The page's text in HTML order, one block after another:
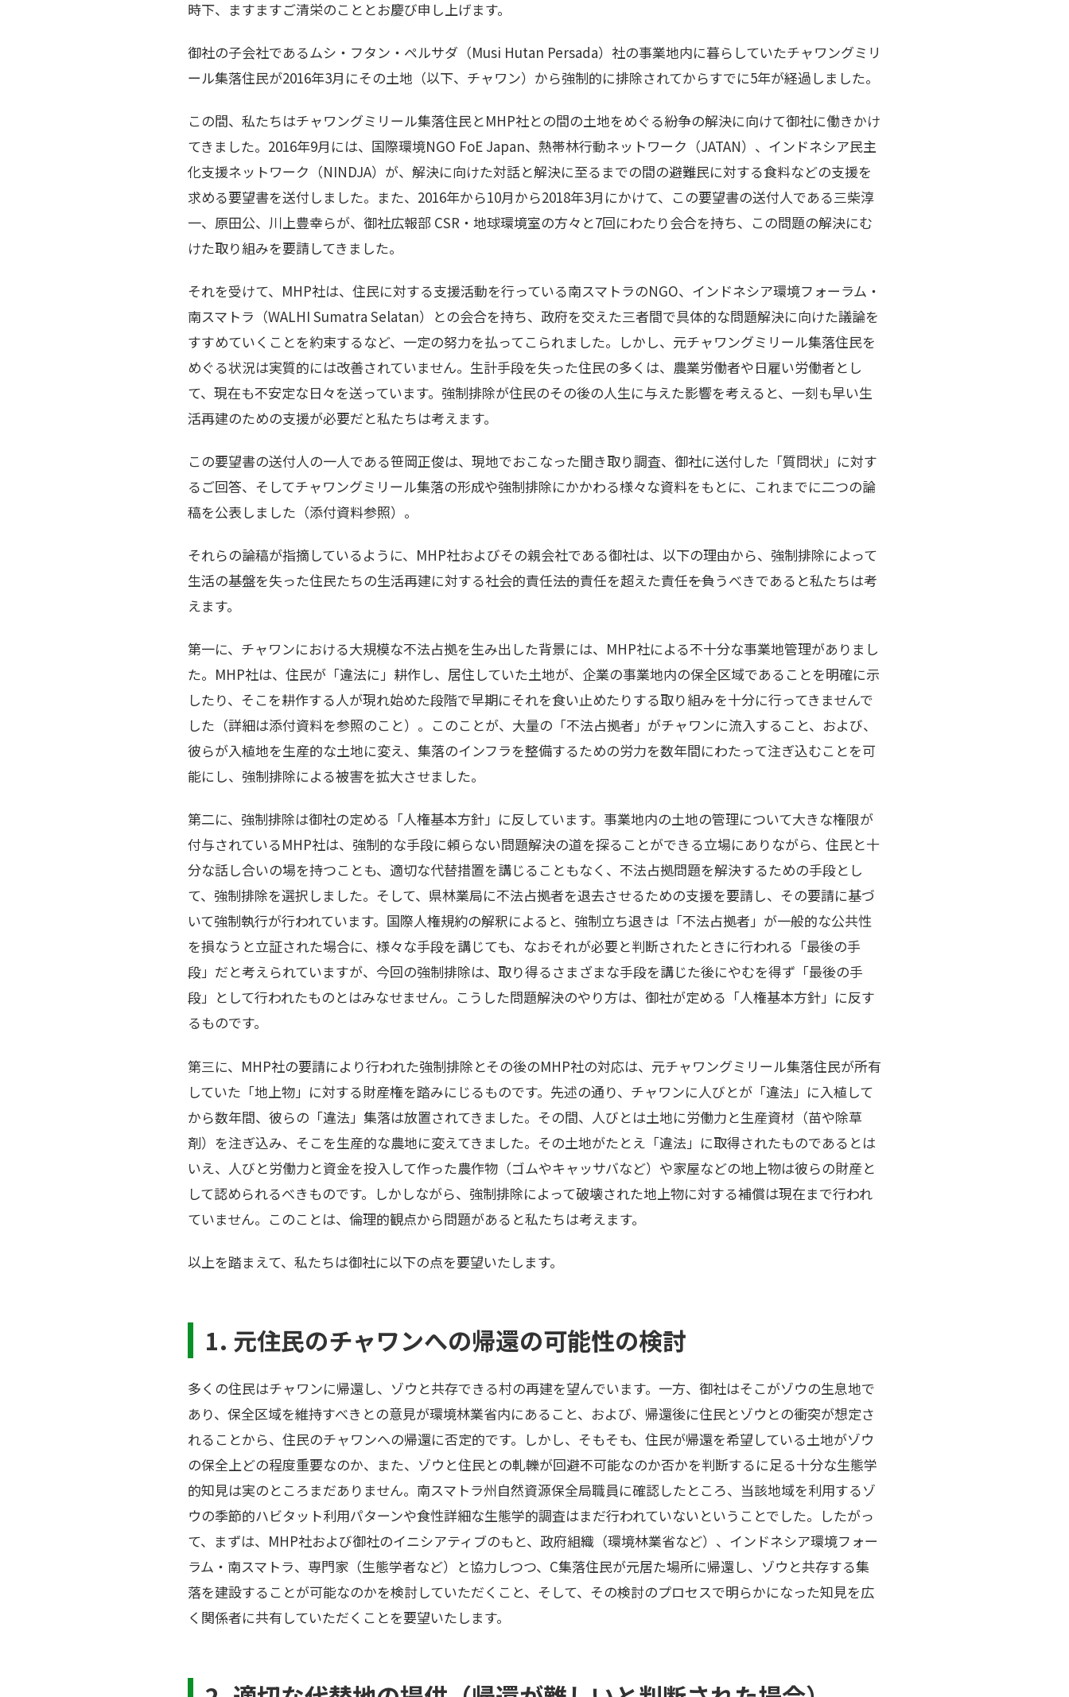
時下、ますますご清栄のこととお慶び申し上げます。
御社の子会社であるムシ・フタン・ペルサダ（Musi Hutan Persada）社の事業地内に暮らしていたチャワングミリ
ール集落住民が2016年3月にその土地（以下、チャワン）から強制的に排除されてからすでに5年が経過しました。
この間、私たちはチャワングミリール集落住民とMHP社との間の土地をめぐる紛争の解決に向けて御社に働きかけ
てきました。2016年9月には、国際環境NGO FoE Japan、熱帯林行動ネットワーク（JATAN）、インドネシア民主
化支援ネットワーク（NINDJA）が、解決に向けた対話と解決に至るまでの間の避難民に対する食料などの支援を
求める要望書を送付しました。また、2016年から10月から2018年3月にかけて、この要望書の送付人である三柴淳
一、原田公、川上豊幸らが、御社広報部 CSR・地球環境室の方々と7回にわたり会合を持ち、この問題の解決にむ
けた取り組みを要請してきました。
それを受けて、MHP社は、住民に対する支援活動を行っている南スマトラのNGO、インドネシア環境フォーラム・
南スマトラ（WALHI Sumatra Selatan）との会合を持ち、政府を交えた三者間で具体的な問題解決に向けた議論を
すすめていくことを約束するなど、一定の努力を払ってこられました。しかし、元チャワングミリール集落住民を
めぐる状況は実質的には改善されていません。生計手段を失った住民の多くは、農業労働者や日雇い労働者とし
て、現在も不安定な日々を送っています。強制排除が住民のその後の人生に与えた影響を考えると、一刻も早い生
活再建のための支援が必要だと私たちは考えます。
この要望書の送付人の一人である笹岡正俊は、現地でおこなった聞き取り調査、御社に送付した「質問状」に対す
るご回答、そしてチャワングミリール集落の形成や強制排除にかかわる様々な資料をもとに、これまでに二つの論
稿を公表しました（添付資料参照）。
それらの論稿が指摘しているように、MHP社およびその親会社である御社は、以下の理由から、強制排除によって
生活の基盤を失った住民たちの生活再建に対する社会的責任――法的責任を超えた責任――を負うべきであると私たちは考
えます。
第一に、チャワンにおける大規模な不法占拠を生み出した背景には、MHP社による不十分な事業地管理がありまし
た。MHP社は、住民が「違法に」耕作し、居住していた土地が、企業の事業地内の保全区域であることを明確に示
したり、そこを耕作する人が現れ始めた段階で早期にそれを食い止めたりする取り組みを十分に行ってきませんで
した（詳細は添付資料を参照のこと）。このことが、大量の「不法占拠者」がチャワンに流入すること、および、
彼らが入植地を生産的な土地に変え、集落のインフラを整備するための労力を数年間にわたって注ぎ込むことを可
能にし、強制排除による被害を拡大させました。
第二に、強制排除は御社の定める「人権基本方針」に反しています。事業地内の土地の管理について大きな権限が
付与されているMHP社は、強制的な手段に頼らない問題解決の道を探ることができる立場にありながら、住民と十
分な話し合いの場を持つことも、適切な代替措置を講じることもなく、不法占拠問題を解決するための手段とし
て、強制排除を選択しました。そして、県林業局に不法占拠者を退去させるための支援を要請し、その要請に基づ
いて強制執行が行われています。国際人権規約の解釈によると、強制立ち退きは「不法占拠者」が一般的な公共性
を損なうと立証された場合に、様々な手段を講じても、なおそれが必要と判断されたときに行われる「最後の手
段」だと考えられていますが、今回の強制排除は、取り得るさまざまな手段を講じた後にやむを得ず「最後の手
段」として行われたものとはみなせません。こうした問題解決のやり方は、御社が定める「人権基本方針」に反す
るものです。
第三に、MHP社の要請により行われた強制排除とその後のMHP社の対応は、元チャワングミリール集落住民が所有
していた「地上物」に対する財産権を踏みにじるものです。先述の通り、チャワンに人びとが「違法」に入植して
から数年間、彼らの「違法」集落は放置されてきました。その間、人びとは土地に労働力と生産資材（苗や除草
剤）を注ぎ込み、そこを生産的な農地に変えてきました。その土地がたとえ「違法」に取得されたものであるとは
いえ、人びと労働力と資金を投入して作った農作物（ゴムやキャッサバなど）や家屋などの地上物は彼らの財産と
して認められるべきものです。しかしながら、強制排除によって破壊された地上物に対する補償は現在まで行われ
ていません。このことは、倫理的観点から問題があると私たちは考えます。
以上を踏まえて、私たちは御社に以下の点を要望いたします。
1. 元住民のチャワンへの帰還の可能性の検討
多くの住民はチャワンに帰還し、ゾウと共存できる村の再建を望んでいます。一方、御社はそこがゾウの生息地で
あり、保全区域を維持すべきとの意見が環境林業省内にあること、および、帰還後に住民とゾウとの衝突が想定さ
れることから、住民のチャワンへの帰還に否定的です。しかし、そもそも、住民が帰還を希望している土地がゾウ
の保全上どの程度重要なのか、また、ゾウと住民との軋轢が回避不可能なのか否かを判断するに足る十分な生態学
的知見は実のところまだありません。南スマトラ州自然資源保全局職員に確認したところ、当該地域を利用するゾ
ウの季節的ハビタット利用パターンや食性詳細な生態学的調査はまだ行われていないということでした。したがっ
て、まずは、MHP社および御社のイニシアティブのもと、政府組織（環境林業省など）、インドネシア環境フォー
ラム・南スマトラ、専門家（生態学者など）と協力しつつ、C集落住民が元居た場所に帰還し、ゾウと共存する集
落を建設することが可能なのかを検討していただくこと、そして、その検討のプロセスで明らかになった知見を広
く関係者に共有していただくことを要望いたします。